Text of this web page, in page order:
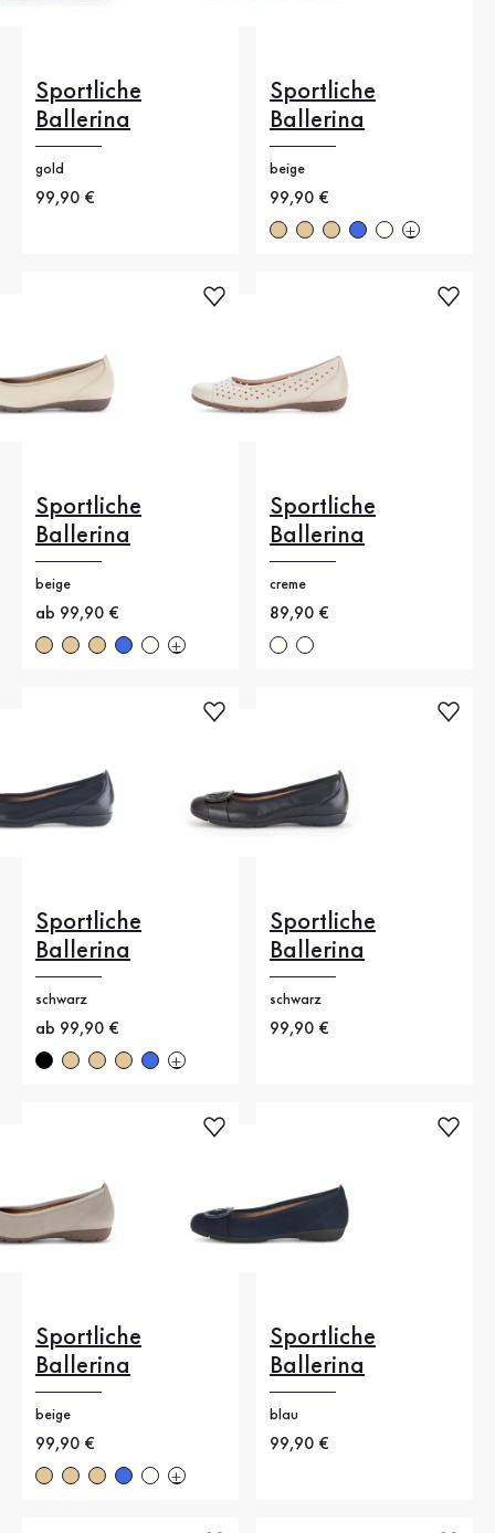
Sportliche
Ballerina
gold
Neuer Preis
99,90 €
Sportliche
Ballerina
beige
Neuer Preis
99,90 €
Sportliche
Ballerina
beige
Neuer Preis
ab 99,90 €
Sportliche
Ballerina
creme
Neuer Preis
89,90 €
Sportliche
Ballerina
schwarz
Neuer Preis
ab 99,90 €
Sportliche
Ballerina
schwarz
Neuer Preis
99,90 €
Sportliche
Ballerina
beige
Neuer Preis
99,90 €
Sportliche
Ballerina
blau
Neuer Preis
99,90 €